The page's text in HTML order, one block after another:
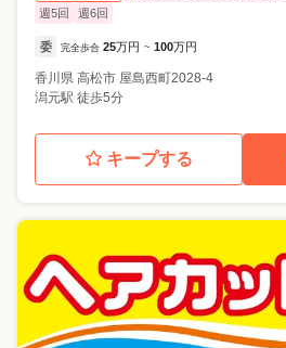
週5回
週6回
委 完全歩合 25万円 ~ 100万円
香川県 高松市 屋島西町2028-4
潟元駅 徒歩5分
キープする